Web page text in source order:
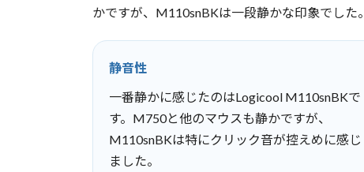
かですが、M110snBKは一段静かな印象でした。
静音性
一番静かに感じたのはLogicool M110snBKで
す。M750と他のマウスも静かですが、
M110snBKは特にクリック音が控えめに感じ
ました。